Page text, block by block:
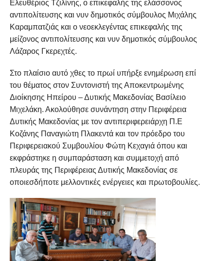
Ελευθέριος Τζιλίνης, ο επικεφαλής της ελάσσονος
αντιπολίτευσης και νυν δημοτικός σύμβουλος Μιχάλης
Καραμπατζιάς και ο νεοεκλεγέντας επικεφαλής της
μείζονος αντιπολίτευσης και νυν δημοτικός σύμβουλος
Λάζαρος Γκερεχτές.
Στο πλαίσιο αυτό χθες το πρωί υπήρξε ενημέρωση επί
του θέματος στον Συντονιστή της Αποκεντρωμένης
Διοίκησης Ηπείρου – Δυτικής Μακεδονίας Βασίλειο
Μιχελάκη. Ακολούθησε συνάντηση στην Περιφέρεια
Δυτικής Μακεδονίας με τον αντιπεριφερειάρχη Π.Ε
Κοζάνης Παναγιώτη Πλακεντά και τον πρόεδρο του
Περιφερειακού Συμβουλίου Φώτη Κεχαγιά όπου και
εκφράστηκε η συμπαράσταση και συμμετοχή από
πλευράς της Περιφέρειας Δυτικής Μακεδονίας σε
οποιεσδήποτε μελλοντικές ενέργειες και πρωτοβουλίες.